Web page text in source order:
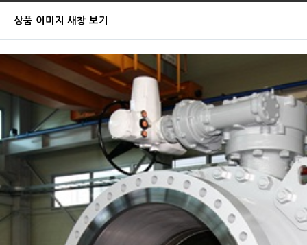
상품 이미지 새창 보기